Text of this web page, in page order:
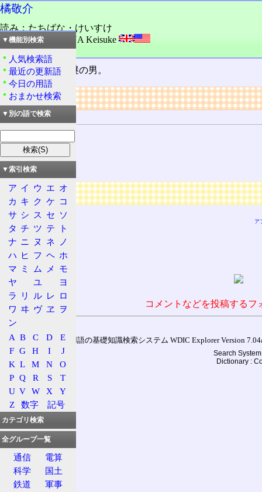
橘敬介
読み：たちばな・けいすけ
外語：TACHIBANA Keisuke
品詞：人名
AIRに登場する謎の男。
リンク
関連する用語
AIR
神尾観鈴
神尾晴子
広告
ア
コメントなどを投稿する
通信用語の基礎知識検索システム WDIC Explorer Version
Search
Dictionary :
▼機能別検索
人気検索語
最近の更新語
今日の用語
おまかせ検索
▼別の語で検索
▼索引検索
ア イ ウ エ オ
カ キ ク ケ コ
サ シ ス セ ソ
タ チ ツ テ
ト
ナ ニ ヌ ネ
ノ
ハ ヒ フ ヘ ホ
マ ミ ム メ
モ
ヤ
ユ
ヨ
ラ
リ ル レ ロ
ワ ヰ ヴ ヱ
ヲ
ン
A B C D
E
F G H I
J
K L M N
O
P Q R S
T
U V W X
Y
Z
数字 記号
カテゴリ検索
全グループ一覧
通信
電算
科学
国土
鉄道
軍事